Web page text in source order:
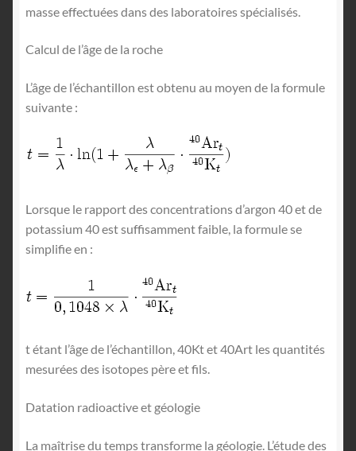
masse effectuées dans des laboratoires spécialisés.
Calcul de l’âge de la roche
L’âge de l’échantillon est obtenu au moyen de la formule
suivante :
Lorsque le rapport des concentrations d’argon 40 et de
potassium 40 est suffisamment faible, la formule se
simplifie en :
t étant l’âge de l’échantillon, 40Kt et 40Art les quantités
mesurées des isotopes père et fils.
Datation radioactive et géologie
La maîtrise du temps transforme la géologie. L’étude des